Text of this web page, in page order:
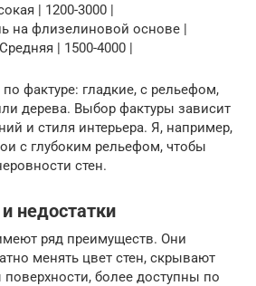
| 1200-3000 |
на флизелиновой основе |
| 1500-4000 |
фактуре: гладкие, с рельефом,
дерева. Выбор фактуры зависит
и стиля интерьера. Я, например,
с глубоким рельефом, чтобы
стен.
недостатки
ряд преимуществ. Они
менять цвет стен, скрывают
более доступны по